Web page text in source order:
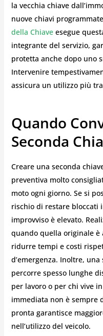
la vecchia chiave
nuove chiavi
della Chiaveesegue
integrante del servizio,
protetta anche dopo uno
Intervenire
assicura un utilizzo più
Quando
Seconda
Creare una seconda
preventiva molto
moto ogni giorno. Se si
rischio di restare bloccati
improvviso è elevato.
quando quella originale è
ridurre tempi e costi
d’emergenza. Inoltre,
percorre spesso lunghe
per lavoro o per chi vive
immediata non è sempre
pronta garantisce
nell’utilizzo del veicolo.